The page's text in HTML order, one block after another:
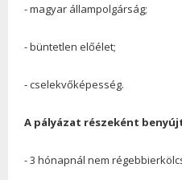
- magyar állampolgárság;
- büntetlen előélet;
- cselekvőképesség.
A pályázat részeként
- 3 hónapnál nem